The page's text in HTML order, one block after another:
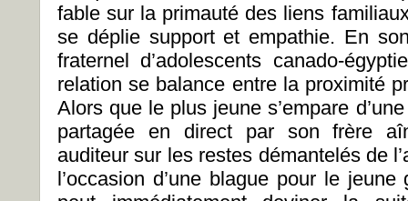
fable sur la primauté des liens
se déplie support et empathie. En
fraternel d’adolescents canado-
relation se balance entre la proximité
Alors que le plus jeune s’empare
partagée en direct par son frère
auditeur sur les restes démantelés de
l’occasion d’une blague pour le